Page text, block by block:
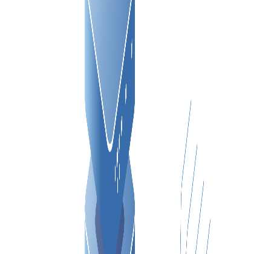
VPS FRANCIA
VPS ALEMANIA >
FRÁNCFORT VPS
DÜSSELDORF VPS
VPS ESTONIA
VPS AUSTRALIA
VPS SINGAPUR
VPS ITALIA
VPS ESPAÑA
VPS EMIRATOS ÁRABES UNIDOS
VPS BULGARIA
COLOCACIÓN